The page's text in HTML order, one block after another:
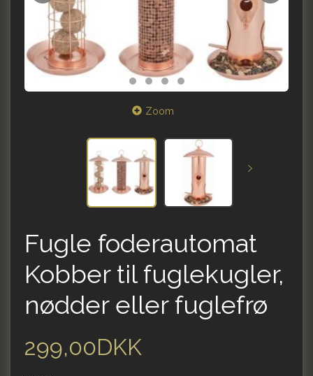
Zoom
Fugle foderautomat
Kobber til fuglekugler,
nødder eller fuglefrø
299,00DKK